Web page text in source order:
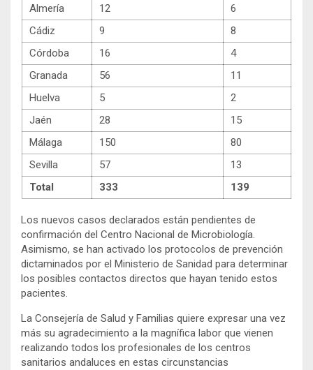
Almería
12
6
Cádiz
9
8
Córdoba
16
4
Granada
56
11
Huelva
5
2
Jaén
28
15
Málaga
150
80
Sevilla
57
13
Total
333 139
Los nuevos casos declarados están pendientes de
confirmación del Centro Nacional de Microbiología.
Asimismo, se han activado los protocolos de prevención
dictaminados por el Ministerio de Sanidad para determinar
los posibles contactos directos que hayan tenido estos
pacientes.
La Consejería de Salud y Familias quiere expresar una vez
más su agradecimiento a la magnífica labor que vienen
realizando todos los profesionales de los centros
sanitarios andaluces en estas circunstancias